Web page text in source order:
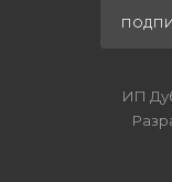
ИП